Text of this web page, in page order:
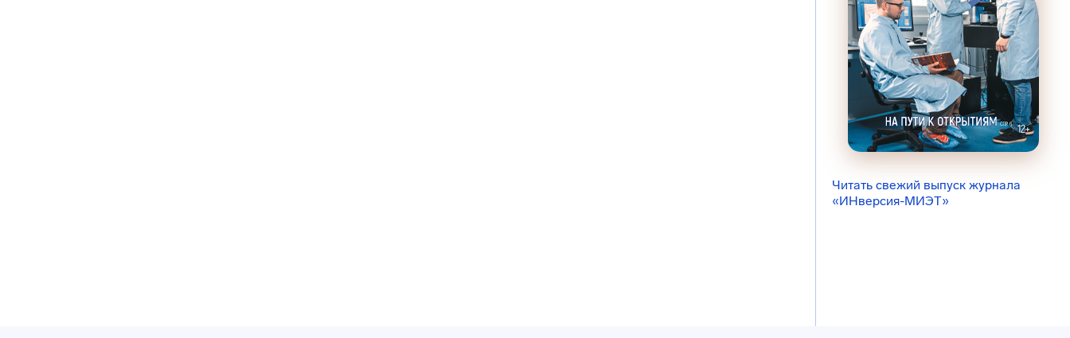
Читать свежий выпуск журнала
«ИНверсия-МИЭТ»